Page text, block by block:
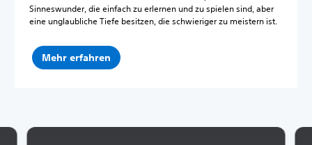
Sinneswunder, die einfach zu erlernen und zu spielen sind, aber
eine unglaubliche Tiefe besitzen, die schwieriger zu meistern ist.
Mehr erfahren